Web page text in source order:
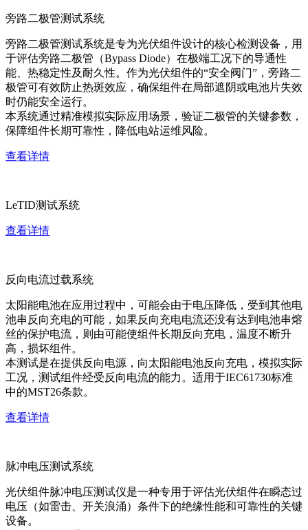
旁路二极管测试系统
旁路二极管测试系统是专为光伏组件设计的核心检测设备，用
于评估旁路二极管（Bypass Diode）在极端工况下的导通性
能、热稳定性及耐久性。作为光伏组件的“安全阀门”，旁路二
极管可有效防止热斑效应，确保组件在局部遮阴或电池片失效
时仍能安全运行。
本系统通过精准模拟实际应用场景，验证二极管的关键参数，
保障组件长期可靠性，降低电站运维风险。
查看详情
LeTID测试系统
查看详情
反向电流过载系统
太阳能电池在应用过程中，可能会由于电压降低，受到其他电
池串反向充电的可能，如果反向充电电流还没有达到电池串熔
丝的保护电流，则由可能使组件长期反向充电，温度不断升
高，损坏组件。
本测试是在提供反向电源，向太阳能电池反向充电，模拟实际
工况，测试组件经受反向电流的能力。适用于IEC61730标准
中的MST26条款。
查看详情
脉冲电压测试系统
光伏组件脉冲电压测试仪是一种专用于评估光伏组件在瞬态过
电压（如雷击、开关浪涌）条件下的绝缘性能和可靠性的关键
设备。